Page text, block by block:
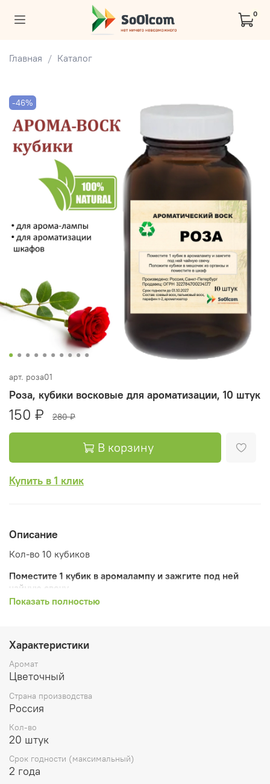
0
Главная Каталог
-46%
арт. роза01
Роза, кубики восковые для ароматизации, 10 штук
150 ₽ 280 ₽
В корзину
Купить в 1 клик
Описание
Кол-во 10 кубиков
Поместите 1 кубик в аромалампу и зажгите под ней
чайную свечу
настроению..
Никогда не оставляйте расплавленный воск в
аромалампе без присмотра или вблизи
легковоспламеняющихся предметов. Не храните в
доступном для детей и животных месте.
Показать полностью
Характеристики
Аромат
Цветочный
Страна производства
Россия
Кол-во
20 штук
Срок годности (максимальный)
2 года